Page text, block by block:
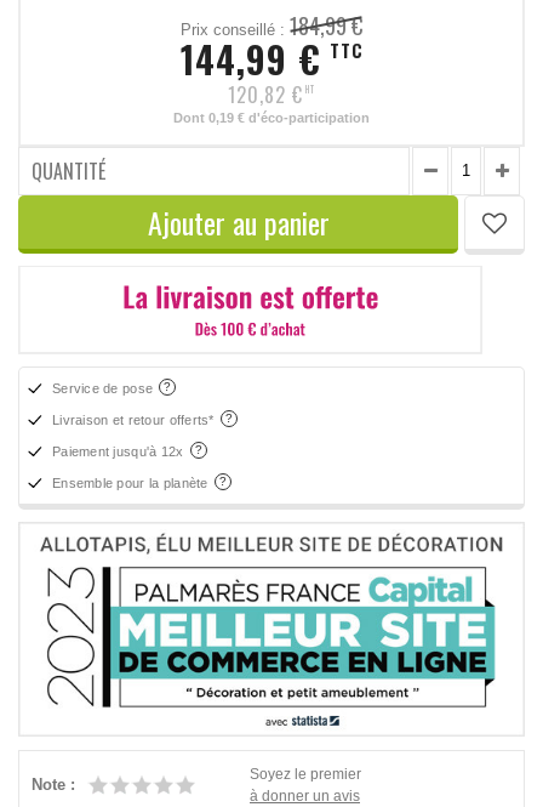
Prix conseillé : 184,99 €
144,99 € TTC
120,82 € HT
Dont 0,19 € d'éco-participation
QUANTITÉ
Ajouter au panier
Service de pose
Livraison et retour offerts*
Paiement jusqu'à 12x
Ensemble pour la planète
Note :
Soyez le premier
à donner un avis